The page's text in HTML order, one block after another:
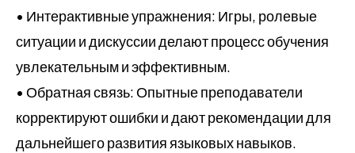
• Интерактивные упражнения: Игры, ролевые
ситуации и дискуссии делают процесс обучения
увлекательным и эффективным.
• Обратная связь: Опытные преподаватели
корректируют ошибки и дают рекомендации для
дальнейшего развития языковых навыков.